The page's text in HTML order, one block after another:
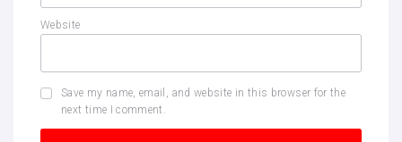
Website
Save my name, email, and website in this browser for the
next time I comment.